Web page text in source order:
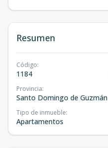
Resumen
Código:
1184
Provincia:
Santo Domingo de Guzmán
Tipo de inmueble:
Apartamentos